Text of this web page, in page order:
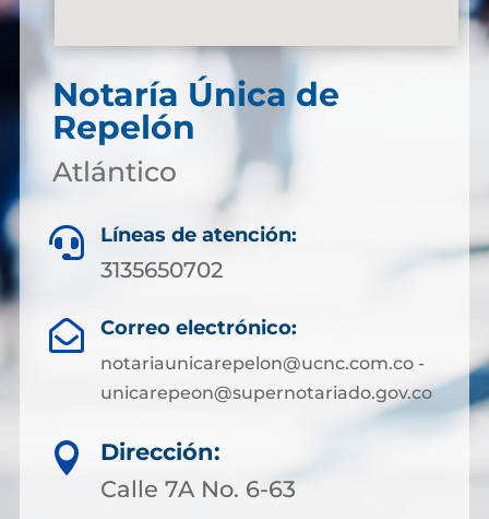
Notaría Única de
Repelón
Atlántico
 Líneas de atención:
3135650702
 Correo electrónico:
notariaunicarepelon@ucnc.com.co -
unicarepeon@supernotariado.gov.co

Dirección:
Calle 7A No. 6-63